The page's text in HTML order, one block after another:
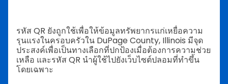
รหัส QR ยังถูกใช้เพื่อให้ข้อมูลทรัพยากรแก่เหยื่อความ
รุนแรงในครอบครัวใน DuPage County, Illinois มีจุด
ประสงค์เพื่อเป็นทางเลือกที่ปกป้องเมื่อต้องการความช่วย
เหลือ และรหัส QR นำผู้ใช้ไปยังเว็บไซต์ปลอมที่ทำขึ้น
โดยเฉพาะ